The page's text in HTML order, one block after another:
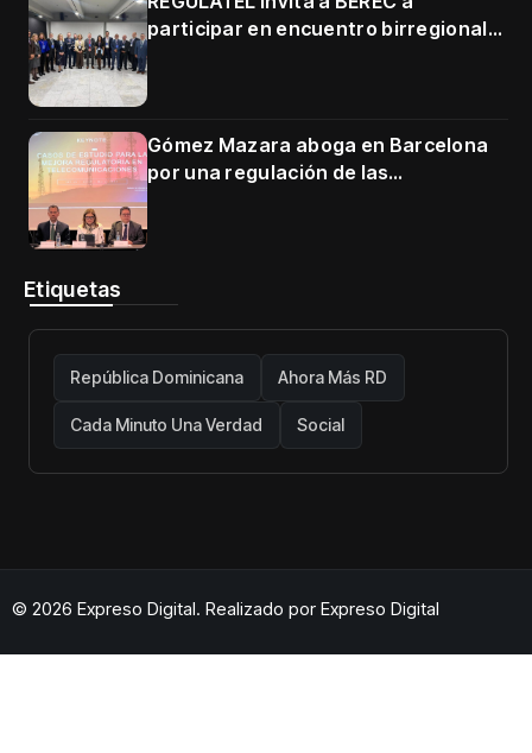
participar en encuentro birregional
Gómez Mazara aboga en Barcelona
por una regulación de las
Etiquetas
República Dominicana Ahora Más RD
Cada Minuto Una Verdad Social
© 2026 Expreso Digital. Realizado por Expreso Digital